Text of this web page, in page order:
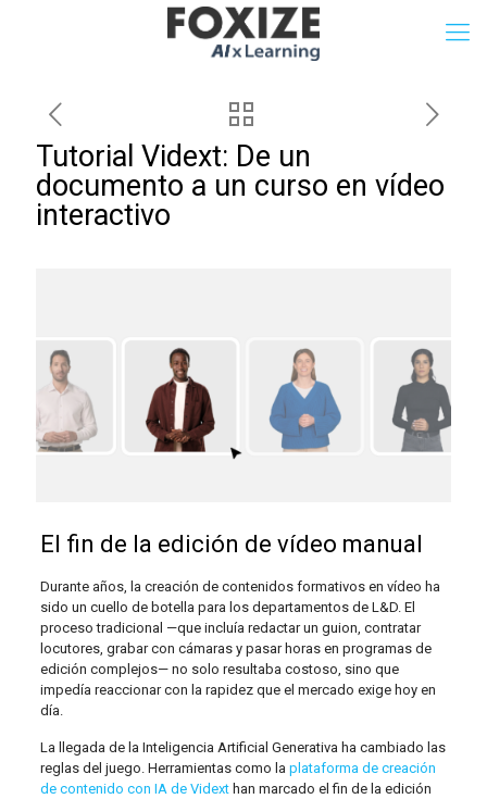
Tutorial Vidext: De un
documento a un curso en vídeo
interactivo
El fin de la edición de vídeo manual
Durante años, la creación de contenidos formativos en vídeo ha
sido un cuello de botella para los departamentos de L&D. El
proceso tradicional —que incluía redactar un guion, contratar
locutores, grabar con cámaras y pasar horas en programas de
edición complejos— no solo resultaba costoso, sino que
impedía reaccionar con la rapidez que el mercado exige hoy en
día.
La llegada de la Inteligencia Artificial Generativa ha cambiado las
reglas del juego. Herramientas como la plataforma de creación
de contenido con IA de Videxthan marcado el fin de la edición